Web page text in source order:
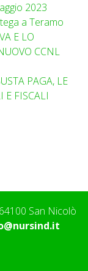
2023
a Teramo
E LO
CCNL
PAGA, LE
E FISCALI
San Nicolò